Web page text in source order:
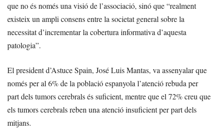
que no és només una visió de l’associació, sinó que “realment
existeix un ampli consens entre la societat general sobre la
necessitat d’incrementar la cobertura informativa d’aquesta
patologia”.
El president d’Astuce Spain, José Luis Mantas, va assenyalar que
només per al 6% de la població espanyola l’atenció rebuda per
part dels tumors cerebrals és suficient, mentre que el 72% creu que
els tumors cerebrals reben una atenció insuficient per part dels
mitjans.